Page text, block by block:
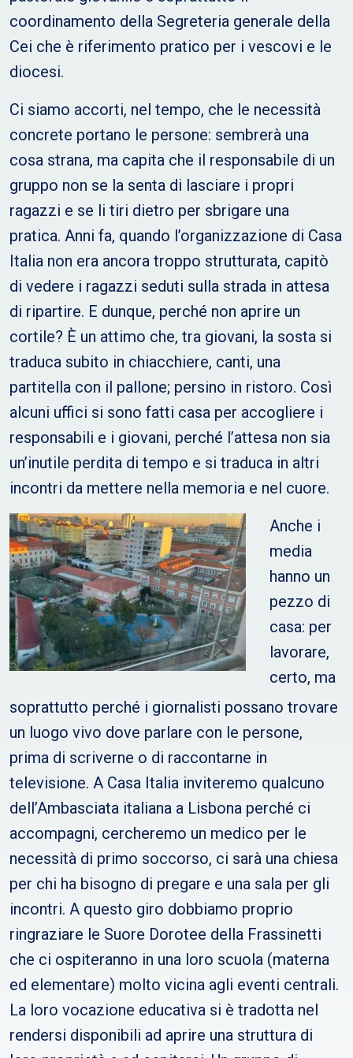
coordinamento della Segreteria generale della
Cei che è riferimento pratico per i vescovi e le
diocesi.
Ci siamo accorti, nel tempo, che le necessità
concrete portano le persone: sembrerà una
cosa strana, ma capita che il responsabile di un
gruppo non se la senta di lasciare i propri
ragazzi e se li tiri dietro per sbrigare una
pratica. Anni fa, quando l’organizzazione di Casa
Italia non era ancora troppo strutturata, capitò
di vedere i ragazzi seduti sulla strada in attesa
di ripartire. E dunque, perché non aprire un
cortile? È un attimo che, tra giovani, la sosta si
traduca subito in chiacchiere, canti, una
partitella con il pallone; persino in ristoro. Così
alcuni uffici si sono fatti casa per accogliere i
responsabili e i giovani, perché l’attesa non sia
un’inutile perdita di tempo e si traduca in altri
incontri da mettere nella memoria e nel cuore.
Anche i
media
hanno un
pezzo di
casa: per
lavorare,
certo, ma
soprattutto perché i giornalisti possano trovare
un luogo vivo dove parlare con le persone,
prima di scriverne o di raccontarne in
televisione. A Casa Italia inviteremo qualcuno
dell’Ambasciata italiana a Lisbona perché ci
accompagni, cercheremo un medico per le
necessità di primo soccorso, ci sarà una chiesa
per chi ha bisogno di pregare e una sala per gli
incontri. A questo giro dobbiamo proprio
ringraziare le Suore Dorotee della Frassinetti
che ci ospiteranno in una loro scuola (materna
ed elementare) molto vicina agli eventi centrali.
La loro vocazione educativa si è tradotta nel
rendersi disponibili ad aprire una struttura di